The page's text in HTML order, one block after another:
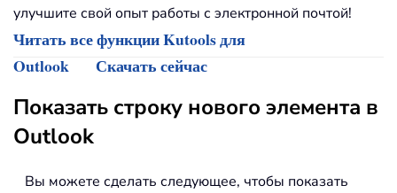
улучшите свой опыт работы с электронной почтой!
Читать все функции Kutools для
Outlook
Скачать сейчас
Показать строку нового элемента в
Outlook
Вы можете сделать следующее, чтобы показать